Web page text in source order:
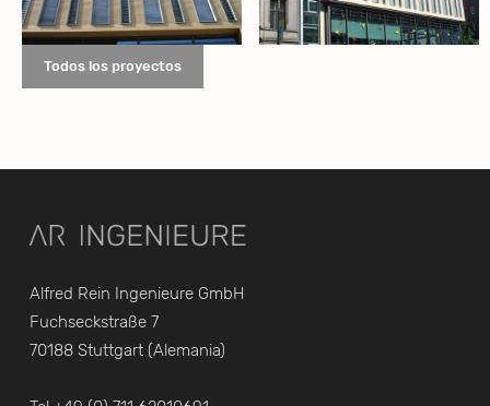
Todos los proyectos
Alfred Rein Ingenieure GmbH
Fuchseckstraße 7
70188 Stuttgart (Alemania)